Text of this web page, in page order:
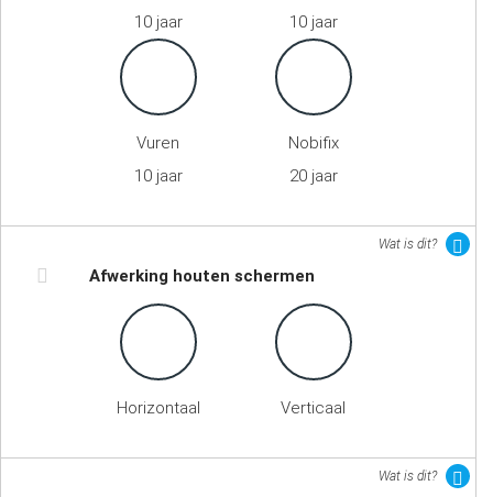
10 jaar
10 jaar
Vuren
10 jaar
Nobifix
20 jaar
Wat is dit?
Afwerking houten schermen
Horizontaal Verticaal
Wat is dit?